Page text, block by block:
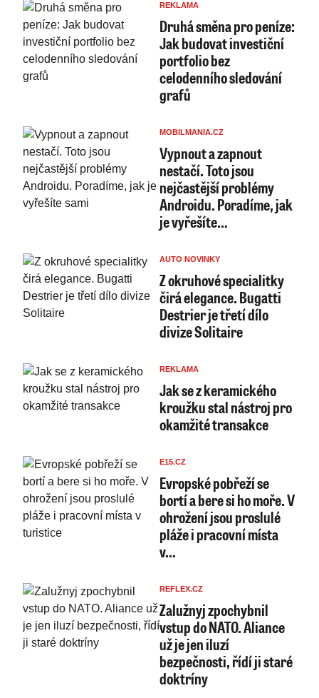
REKLAMA
Druhá směna pro peníze:
Jak budovat investiční
portfolio bez
celodenního sledování
grafů
MOBILMANIA.CZ
Vypnout a zapnout
nestačí. Toto jsou
nejčastější problémy
Androidu. Poradíme, jak
je vyřešíte…
AUTO NOVINKY
Z okruhové specialitky
čirá elegance. Bugatti
Destrier je třetí dílo
divize Solitaire
REKLAMA
Jak se z keramického
kroužku stal nástroj pro
okamžité transakce
E15.CZ
Evropské pobřeží se
bortí a bere si ho moře. V
ohrožení jsou proslulé
pláže i pracovní místa
v…
REFLEX.CZ
Zalužnyj zpochybnil
vstup do NATO. Aliance
už je jen iluzí
bezpečnosti, řídí ji staré
doktríny